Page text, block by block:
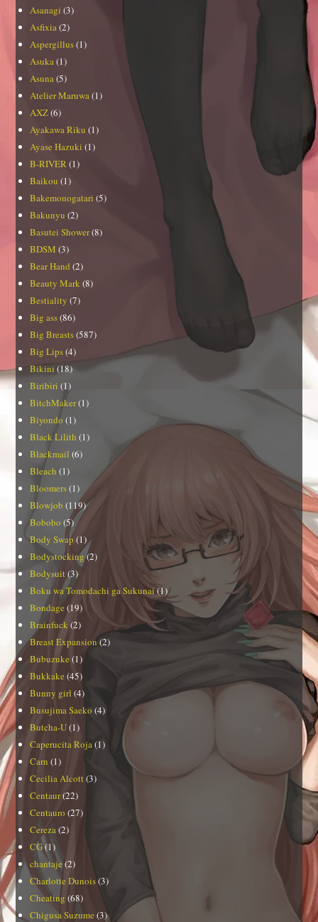
Asanagi (3)
Asfixia (2)
Aspergillus(1)
Asuka (1)
Asuna (5)
Atelier Maruwa (1)
AXZ(6)
Ayakawa Riku (1)
Ayase Hazuki (1)
B-RIVER (1)
Baikou (1)
Bakemonogatari (5)
Bakunyu (2)
Basutei Shower(8)
BDSM (3)
Bear Hand (2)
Beauty Mark (8)
Bestiality (7)
Big ass(86)
Big Breasts(587)
Big Lips(4)
Bikini (18)
Biribiri (1)
BitchMaker(1)
Biyondo (1)
Black Lilith (1)
Blackmail (6)
Bleach (1)
Bloomers(1)
Blowjob (119)
Bobobo (5)
Body Swap (1)
Bodystocking(2)
Bodysuit (3)
Boku wa Tomodachi ga Sukunai (1)
Bondage (19)
Brainfuck (2)
Breast Expansion (2)
Bubuzuke (1)
Bukkake (45)
Bunny girl (4)
Busujima Saeko (4)
Butcha-U(1)
Caperucita Roja (1)
Carn (1)
Cecilia Alcott (3)
Centaur(22)
Centauro (27)
Cereza (2)
CG(1)
chantaje(2)
Charlotte Dunois(3)
Cheating (68)
Chigusa Suzume (3)